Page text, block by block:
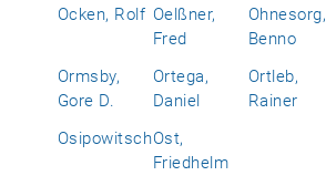
Ocken, Rolf Oelßner,
Fred
Ohnesorg,
Benno
Ormsby,
Gore D.
Ortega,
Daniel
Ortleb,
Rainer
OsipowitschOst,
Friedhelm